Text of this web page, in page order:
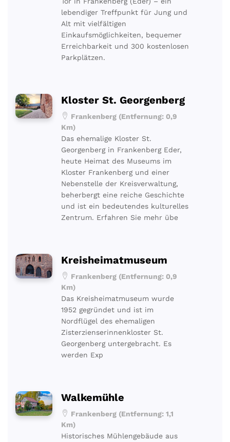
lebendiger Treffpunkt für Jung und
Alt mit vielfältigen
Einkaufsmöglichkeiten, bequemer
Erreichbarkeit und 300 kostenlosen
Parkplätzen.
Kloster St. Georgenberg
Frankenberg (Entfernung: 0,9
Km)
Das ehemalige Kloster St.
Georgenberg in Frankenberg Eder,
heute Heimat des Museums im
Kloster Frankenberg und einer
Nebenstelle der Kreisverwaltung,
beherbergt eine reiche Geschichte
und ist ein bedeutendes kulturelles
Zentrum. Erfahren Sie mehr übe
Kreisheimatmuseum
Frankenberg (Entfernung: 0,9
Km)
Das Kreisheimatmuseum wurde
1952 gegründet und ist im
Nordflügel des ehemaligen
Zisterzienserinnenkloster St.
Georgenberg untergebracht. Es
werden Exp
Walkemühle
Frankenberg (Entfernung: 1,1
Km)
Historisches Mühlengebäude aus